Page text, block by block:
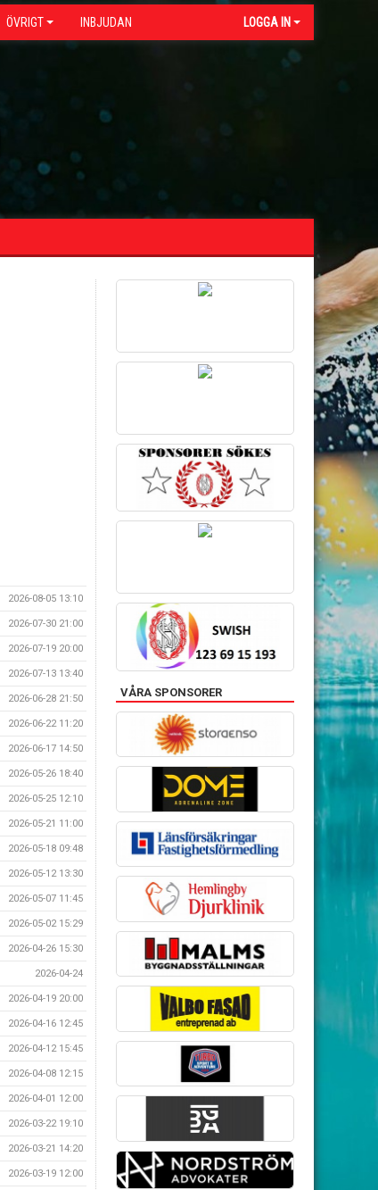
ÖVRIGT INBJUDAN LOGGA IN
2026-08-05 13:10
2026-07-30 21:00
2026-07-19 20:00
2026-07-13 13:40
2026-06-28 21:50
2026-06-22 11:20
2026-06-17 14:50
2026-05-26 18:40
2026-05-25 12:10
2026-05-21 11:00
2026-05-18 09:48
2026-05-12 13:30
2026-05-07 11:45
2026-05-02 15:29
2026-04-26 15:30
2026-04-24
2026-04-19 20:00
2026-04-16 12:45
2026-04-12 15:45
2026-04-08 12:15
2026-04-01 12:00
2026-03-22 19:10
2026-03-21 14:20
2026-03-19 12:00
VÅRA SPONSORER